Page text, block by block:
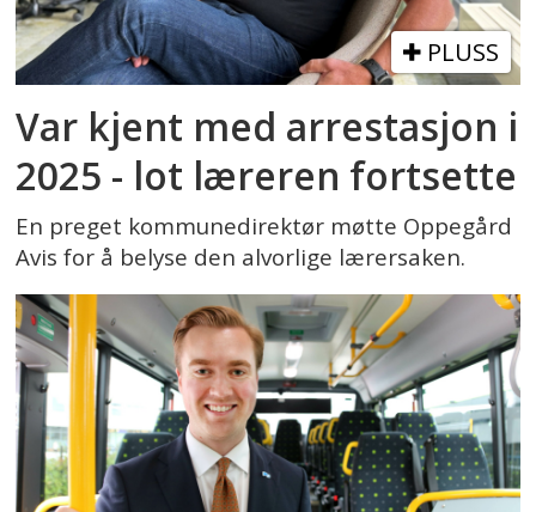
PLUSS
Var kjent med arrestasjon i
2025 - lot læreren fortsette
En preget kommunedirektør møtte Oppegård
Avis for å belyse den alvorlige lærersaken.